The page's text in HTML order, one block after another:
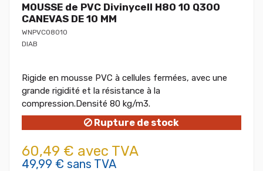
MOUSSE de PVC Divinycell H80 10 Q300
CANEVAS DE 10 MM
WNPVC08010
DIAB
Rigide en mousse PVC à cellules fermées, avec une
grande rigidité et la résistance à la
compression.Densité 80 kg/m3.
Rupture de stock
60,49 € avec TVA
49,99 € sans TVA